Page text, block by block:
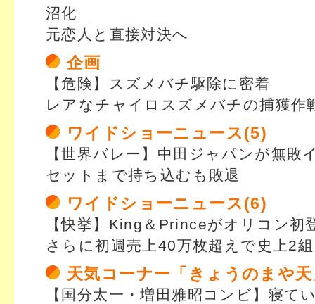
沼化
元恋人と直接対決へ
企画
【危険】スズメバチ駆除に密着
レアなチャイロスズメバチの捕獲作
ワイドショーニュース(5)
【世界バレー】中田ジャパンが無敗
セットまで持ち込むも敗退
ワイドショーニュース(6)
【快挙】King＆Princeがオリコン初
さらに初週売上40万枚超えで史上2
天気コーナー「きょうのまや
【国分太一・増田雅昭コンビ】寝て